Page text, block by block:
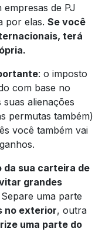
empresas de PJ
por elas. Se você
terá
: o imposto
com base no
suas alienações
permutas também)
você também vai
sua carteira de
grandes
Separe uma parte
no exterior, outra
uma parte do